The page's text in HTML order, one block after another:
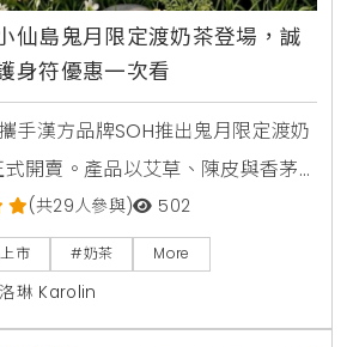
仙島鬼月限定渡奶茶登場，誠
身符優惠一次看
手漢方品牌SOH推出鬼月限定渡奶
開賣。產品以艾草、陳皮與香茅
給讀者清爽去悶的全新風味。同步
台北南西店快閃店，以及與
的中秋甜點禮盒，提供豐富的生
(共29人參與) 502
市 #奶茶 More
琳 Karolin